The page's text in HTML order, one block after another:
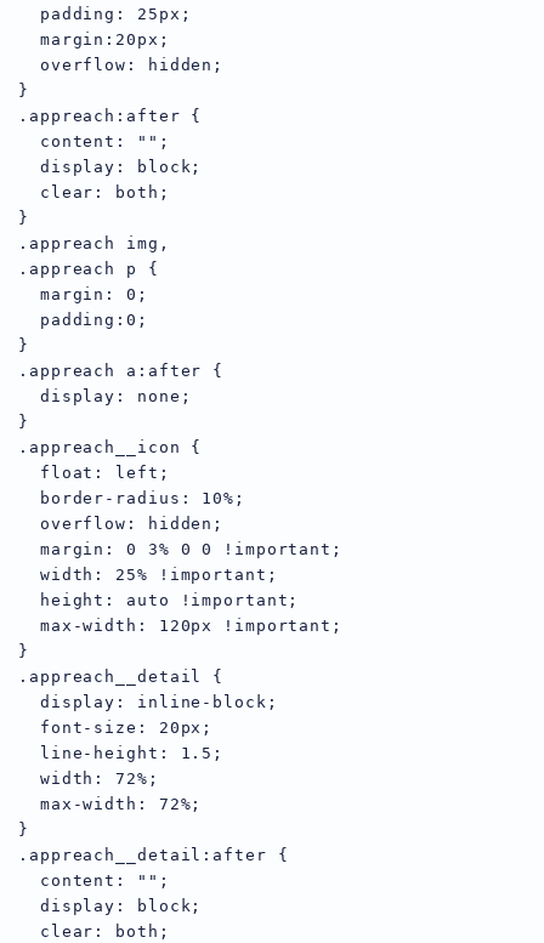
  padding: 25px;
  margin:20px;
  overflow: hidden;
}
.appreach:after {
  content: "";
  display: block;
  clear: both;
}
.appreach img,
.appreach p {
  margin: 0;
  padding:0;
}
.appreach a:after {
  display: none;
}
.appreach__icon {
  float: left;
  border-radius: 10%;
  overflow: hidden;
  margin: 0 3% 0 0 !important;
  width: 25% !important;
  height: auto !important;
  max-width: 120px !important;
}
.appreach__detail {
  display: inline-block;
  font-size: 20px;
  line-height: 1.5;
  width: 72%;
  max-width: 72%;
}
.appreach__detail:after {
  content: "";
  display: block;
  clear: both;